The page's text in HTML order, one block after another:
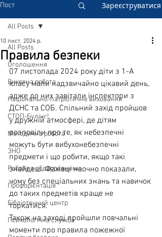
Пост Зареєструватися
All Posts
Оголошення
Виховна робота
Національно-патріотичне виховання
СТОП-Булінг!
Методична робота
ЗНО
Робота з обдарованими
Профорієнтація
Бібліотечний центр
Психологічна служба
All Posts
Правила безпеки
10 лист. 2024 р.
07 листопада 2024 року діти з 1-А
класу мали надзвичайно цікавий день,
адже до них завітали інспектори з
ДСНС та СОБ. Спільний захід пройшов
у дружній атмосфері, де дітям
розповіли про те, як небезпечні
можуть бути вибухонебезпечні
предмети і що робити, якщо такі
знайдеш. Фахівці наочно показали,
чому без спеціальних знань та навичок
до таких предметів краще не
торкатися.
Також на заході пройшли повчальні
моменти про правила пожежної